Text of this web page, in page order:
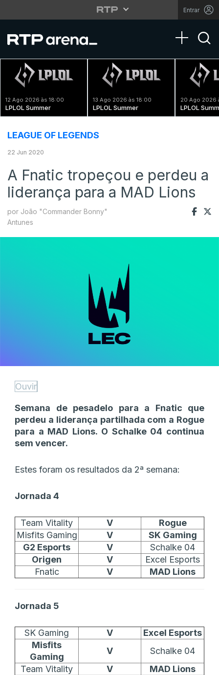
Entrar
Toggle
12 Ago 2026 às 18:00
LPLOL Summer
13 Ago 2026 às 18:00
LPLOL Summer
20 Ago 2026
LPLOL
LEAGUE OF LEGENDS
22 Jun 2020
A Fnatic tropeçou e perdeu a
liderança para a MAD Lions
por João "Commander Bonny"
Antunes
Ouvir
Semana de pesadelo para a Fnatic que
perdeu a liderança partilhada com a Rogue
para a MAD Lions. O Schalke 04 continua
sem vencer.
Estes foram os resultados da 2ª semana:
Jornada 4
Team Vitality V
Rogue
Misfits Gaming
V SK Gaming
G2 Esports
V
Schalke 04
Origen
V
Excel Esports
Fnatic
V MAD Lions
Jornada 5
SK Gaming V
Excel Esports
Misfits
Gaming
V
Schalke 04
Team Vitality
V
MAD Lions